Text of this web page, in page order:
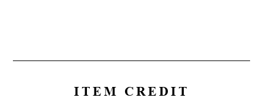
ITEM CREDIT